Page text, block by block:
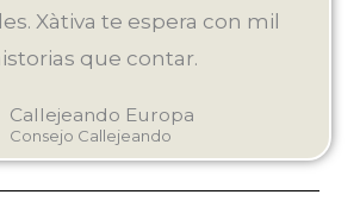
Xàtiva te espera con mil
que contar.
Callejeando Europa
Consejo Callejeando